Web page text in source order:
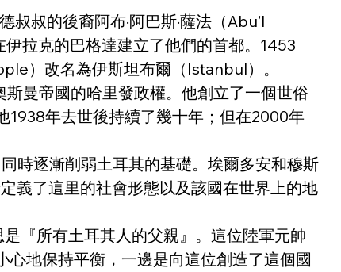
叔的後裔阿布·阿巴斯·薩法（Abu’l
拉克的巴格達建立了他們的首都。1453
）改名為伊斯坦布爾（Istanbul）。
曼帝國的哈里發政權。他創立了一個世俗
1938年去世後持續了幾十年；但在2000年
時逐漸削弱土耳其的基礎。埃爾多安和穆斯
義了這里的社會形態以及該國在世界上的地
『所有土耳其人的父親』。這位陸軍元帥
地保持平衡，一邊是向這位創造了這個國